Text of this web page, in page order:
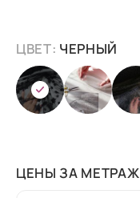
ЦВЕТ: ЧЕРНЫЙ
ЦЕНЫ ЗА МЕТРАЖ